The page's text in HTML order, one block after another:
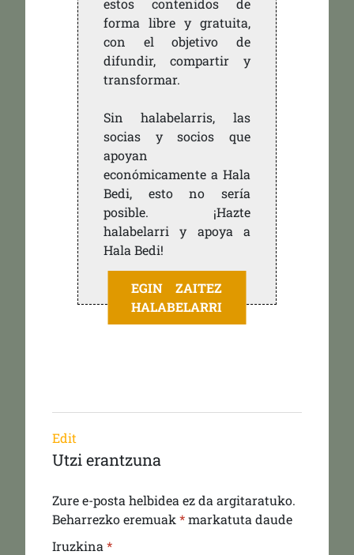
estos contenidos de
forma libre y gratuita,
con el objetivo de
difundir, compartir y
transformar.
Sin halabelarris, las
socias y socios que
apoyan
económicamente a Hala
Bedi, esto no sería
posible. ¡Hazte
halabelarri y apoya a
Hala Bedi!
EGIN ZAITEZ
HALABELARRI
Edit
Utzi erantzuna
Zure e-posta helbidea ez da argitaratuko.
Beharrezko eremuak *markatuta daude
Iruzkina *